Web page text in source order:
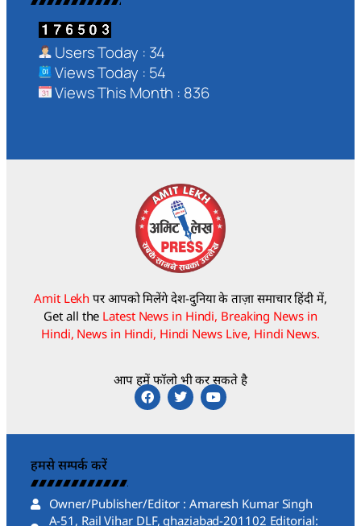
Users Today : 34
Views Today : 54
Views This Month : 836
Amit Lekh पर आपको मिलेंगे देश-दुनिया के ताज़ा समाचार हिंदी में,
Get all the Latest News in Hindi, Breaking News in
Hindi, News in Hindi, Hindi News Live, Hindi News.
आप हमें फॉलो भी कर सकते है
हमसे सम्पर्क करें
Owner/Publisher/Editor : Amaresh Kumar Singh
A-51, Rail Vihar DLF, ghaziabad-201102 Editorial: